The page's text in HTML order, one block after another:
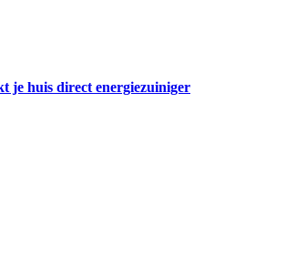
je huis direct energiezuiniger